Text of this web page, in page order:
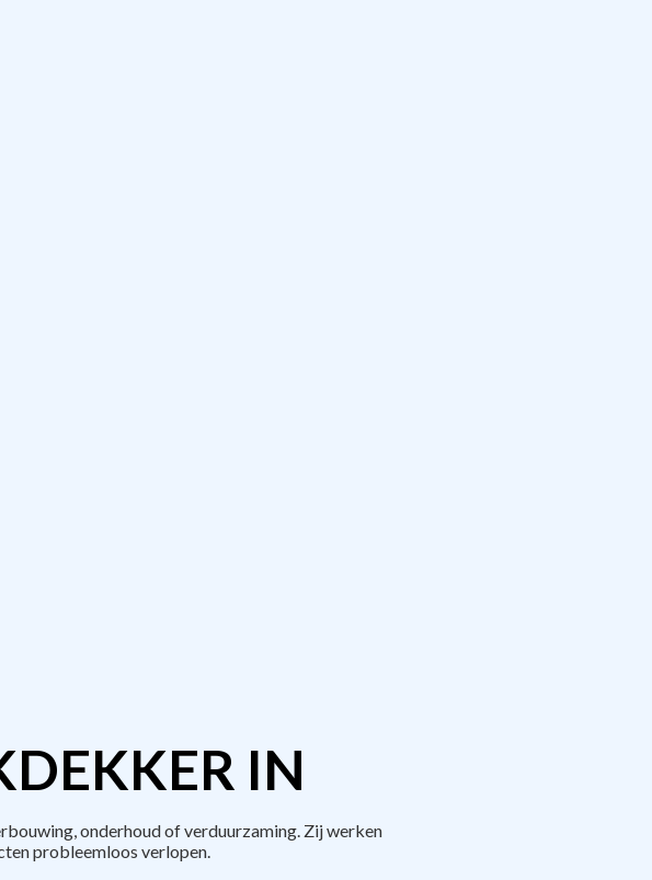
IN
onderhoud of verduurzaming. Zij werken
probleemloos verlopen.